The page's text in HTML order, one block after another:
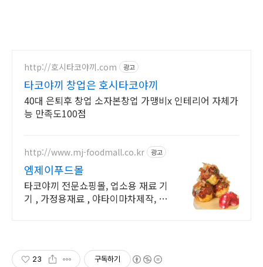
http://호시타코야끼.com 광고
타코야끼 창업은 호시타코야끼
40대 은퇴후 창업 소자본창업 가맹비x 인테리어 자체가
능 만족도100점
http://www.mj-foodmall.co.kr 광고
엠제이푸드몰
타코야끼 전문쇼핑몰, 업소용 재료 기
기 , 가정용재료 , 야타이마차제작, 창
23 구독하기